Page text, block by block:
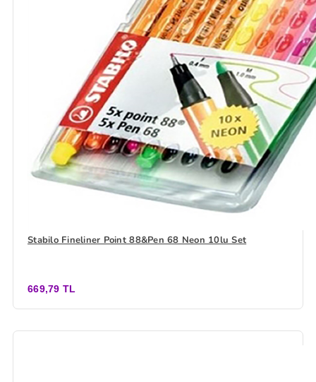
Stabilo Fineliner Point 88&Pen 68 Neon 10lu Set
669,79 TL